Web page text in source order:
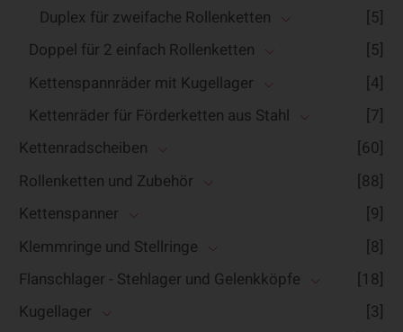
Duplex für zweifache Rollenketten
[5]
Doppel für 2 einfach Rollenketten
[5]
Kettenspannräder mit Kugellager
[4]
Kettenräder für Förderketten aus Stahl
[7]
Kettenradscheiben
[60]
Rollenketten und Zubehör
[88]
Kettenspanner
[9]
Klemmringe und Stellringe
[8]
Flanschlager - Stehlager und Gelenkköpfe
[18]
Kugellager
[3]